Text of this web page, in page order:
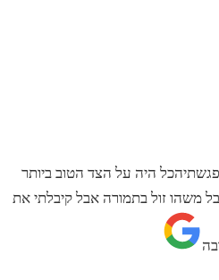
היה על הצד הטוב ביותר
משהו זול בתמורה אבל קיבלתי את